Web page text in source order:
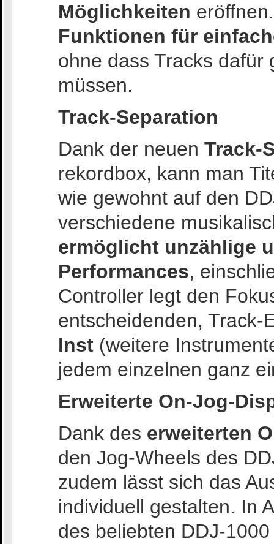
Möglichkeiten
Funktionen für
ohne dass Tracks dafür
müssen.
Track-Separation
Dank der neuen Track-
rekordbox, kann man
wie gewohnt auf den
verschiedene
ermöglicht unzählige
Performances,
Controller legt den
entscheidenden, Track-
Inst (weitere
jedem einzelnen ganz
Erweiterte On-Jog-
Dank des erweiterten
den Jog-Wheels des
zudem lässt sich das
individuell gestalten. In
des beliebten DDJ-